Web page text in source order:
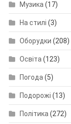
Музика (17)
На стилі (3)
Оборудки (208)
Освіта (123)
Погода (5)
Подорожі (13)
Політика (272)